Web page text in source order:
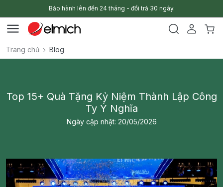
Bảo hành lên đến 24 tháng - đổi trả 30 ngày.
Trang chủ Blog
Top 15+ Quà Tặng Kỷ Niệm Thành Lập Công
Ty Ý Nghĩa
Ngày cập nhật: 20/05/2026